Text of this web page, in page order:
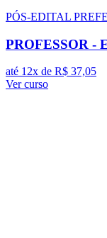
PÓS-EDITAL
PROFESSOR -
até 12x de R$ 37,05
Ver curso